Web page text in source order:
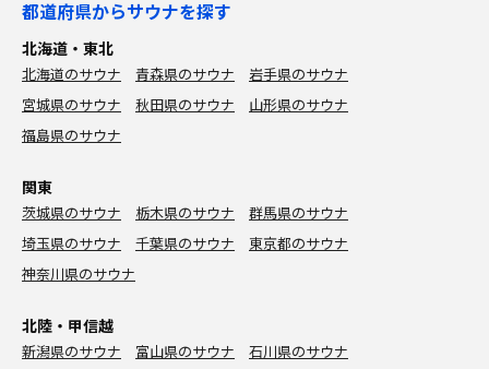
都道府県からサウナを探す
北海道・東北
北海道のサウナ 青森県のサウナ
岩手県のサウナ
宮城県のサウナ
秋田県のサウナ
山形県のサウナ
福島県のサウナ
関東
茨城県のサウナ 栃木県のサウナ
群馬県のサウナ
埼玉県のサウナ
千葉県のサウナ
東京都のサウナ
神奈川県のサウナ
北陸・甲信越
新潟県のサウナ 富山県のサウナ
石川県のサウナ